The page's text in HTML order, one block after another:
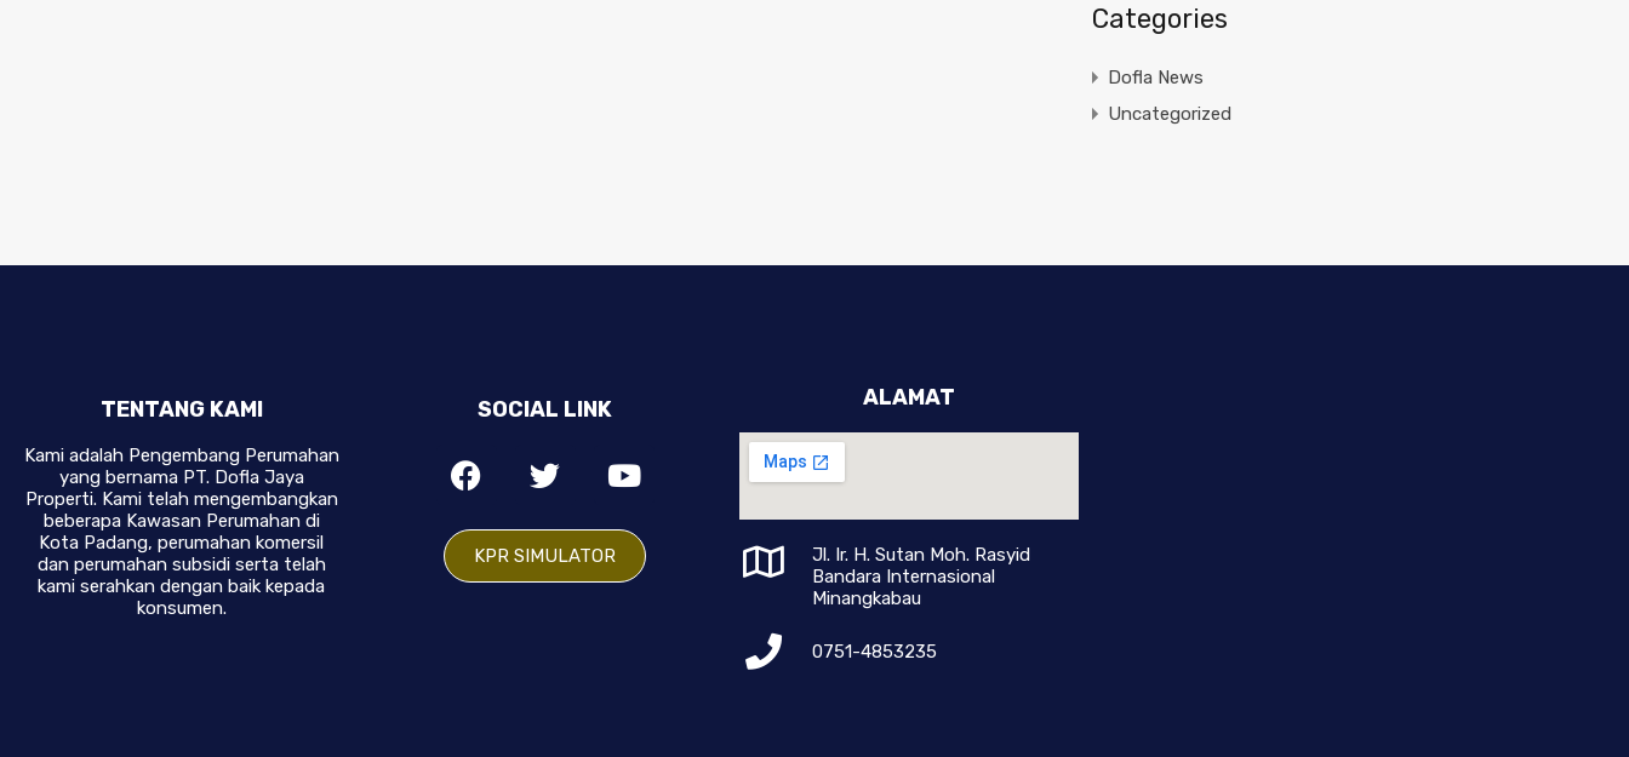
Categories
Dofla News
Uncategorized
TENTANG KAMI
Kami adalah Pengembang Perumahan
yang bernama PT. Dofla Jaya
Properti. Kami telah mengembangkan
beberapa Kawasan Perumahan di
Kota Padang, perumahan komersil
dan perumahan subsidi serta telah
kami serahkan dengan baik kepada
konsumen.
SOCIAL LINK
KPR SIMULATOR
ALAMAT
Jl. Ir. H. Sutan Moh. Rasyid
Bandara Internasional
Minangkabau
0751-4853235